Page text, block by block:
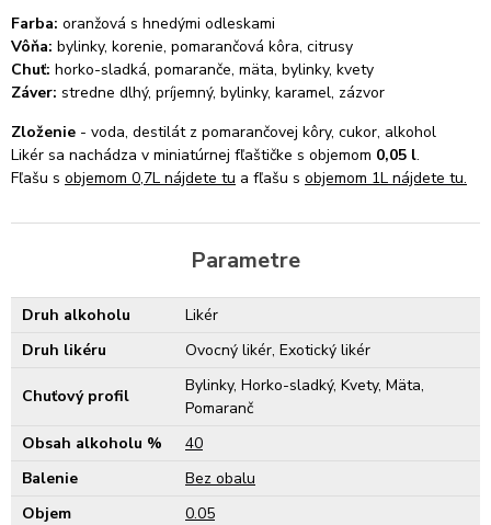
Farba: oranžová s hnedými odleskami
Vôňa: bylinky, korenie, pomarančová kôra, citrusy
Chuť: horko-sladká, pomaranče, mäta, bylinky, kvety
Záver: stredne dlhý, príjemný, bylinky, karamel, zázvor
Zloženie - voda, destilát z pomarančovej kôry, cukor, alkohol
Likér sa nachádza v miniatúrnej fľaštičke s objemom 0,05 l.
Fľašu s objemom 0,7L nájdete tu a fľašu s objemom 1L nájdete tu.
Parametre
Druh alkoholu
Likér
Druh likéru
Ovocný likér, Exotický likér
Chuťový profil
Bylinky, Horko-sladký, Kvety, Mäta,
Pomaranč
Obsah alkoholu %
40
Balenie
Bez obalu
Objem
0.05